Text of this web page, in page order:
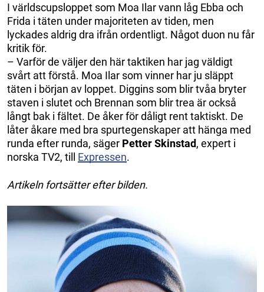
I världscupsloppet som Moa Ilar vann låg Ebba och
Frida i täten under majoriteten av tiden, men
lyckades aldrig dra ifrån ordentligt. Något duon nu får
kritik för.
– Varför de väljer den här taktiken har jag väldigt
svårt att förstå. Moa Ilar som vinner har ju släppt
täten i början av loppet. Diggins som blir tvåa bryter
staven i slutet och Brennan som blir trea är också
långt bak i fältet. De åker för dåligt rent taktiskt. De
låter åkare med bra spurtegenskaper att hänga med
runda efter runda, säger Petter Skinstad, expert i
norska TV2, till Expressen.
Artikeln fortsätter efter bilden.